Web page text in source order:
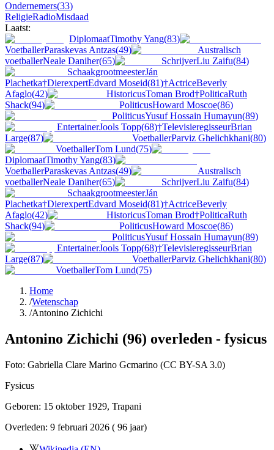
Ondernemers(33)
ReligieRadioMisdaad
Laatst:
DiplomaatTimothy Yang(83)
VoetballerParaskevas Antzas(49)
Australisch
voetballerNeale Daniher(65) SchrijverLiu Zaifu(84)
SchaakgrootmeesterJán
Plachetka†DierexpertEdvard Moseid(81)†ActriceBeverly
Afaglo(42) HistoricusToman Brod†PoliticaRuth
Shack(94) PoliticusHoward Moscoe(86)
PoliticusYusuf Hossain Humayun(89)
EntertainerJools Topp(68)†TelevisieregisseurBrian
Large(87) VoetballerParviz Ghelichkhani(80)
VoetballerTom Lund(75)
DiplomaatTimothy Yang(83)
VoetballerParaskevas Antzas(49)
Australisch
voetballerNeale Daniher(65) SchrijverLiu Zaifu(84)
SchaakgrootmeesterJán
Plachetka†DierexpertEdvard Moseid(81)†ActriceBeverly
Afaglo(42) HistoricusToman Brod†PoliticaRuth
Shack(94) PoliticusHoward Moscoe(86)
PoliticusYusuf Hossain Humayun(89)
EntertainerJools Topp(68)†TelevisieregisseurBrian
Large(87) VoetballerParviz Ghelichkhani(80)
VoetballerTom Lund(75)
Home
/Wetenschap
/Antonino Zichichi
Antonino Zichichi (96) overleden - fysicus
Foto: Gabriella Clare Marino Gcmarino (CC BY-SA 3.0)
Fysicus
Geboren: 15 oktober 1929, Trapani
Overleden: 9 februari 2026 ( 96 jaar)